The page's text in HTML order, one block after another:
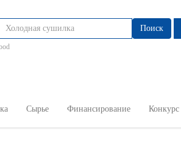
Поиск
Сырье Финансирование Конкурс